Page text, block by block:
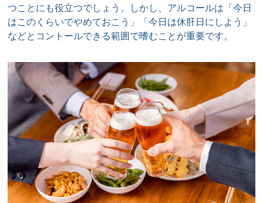
つことにも役立つでしょう。しかし、アルコールは「今日
はこのくらいでやめておこう」「今日は休肝日にしよう」
などとコントールできる範囲で嗜むことが重要です。